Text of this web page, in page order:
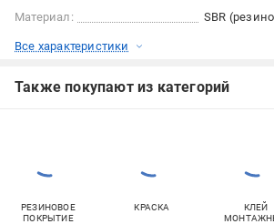
Материал:
SBR
Все характеристики
Также покупают из категорий
РЕЗИНОВОЕ
ПОКРЫТИЕ
КРАСКА
КЛЕЙ